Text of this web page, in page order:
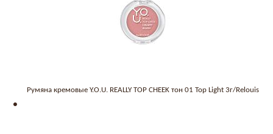
Румяна кремовые Y.O.U. REALLY TOP CHEEK тон 01 Top Light 3г/Relouis